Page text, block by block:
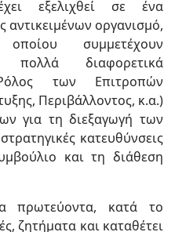
εξελιχθεί σε ένα
οργανισμό,
συμμετέχουν
πολλά διαφορετικά
των Επιτροπών
Περιβάλλοντος, κ.α.)
για τη διεξαγωγή των
κατευθύνσεις
και τη διάθεση
πρωτεύοντα, κατά το
ζητήματα και καταθέτει